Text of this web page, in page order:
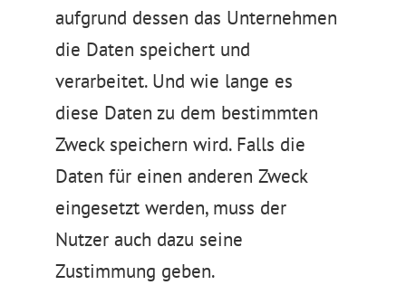
aufgrund dessen das Unternehmen
die Daten speichert und
verarbeitet. Und wie lange es
diese Daten zu dem bestimmten
Zweck speichern wird. Falls die
Daten für einen anderen Zweck
eingesetzt werden, muss der
Nutzer auch dazu seine
Zustimmung geben.